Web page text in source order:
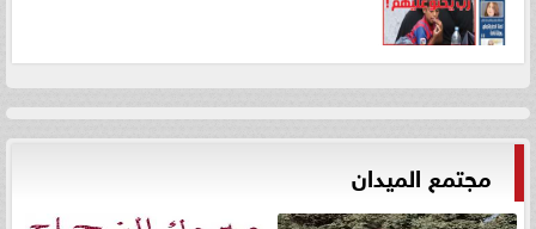
مجتمع الميدان